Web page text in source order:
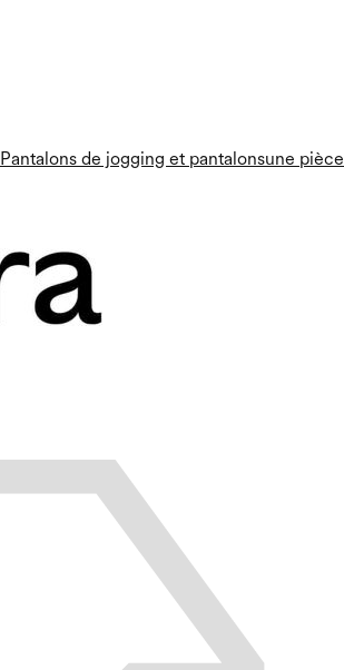
Pantalons de jogging et pantalonsune pièce